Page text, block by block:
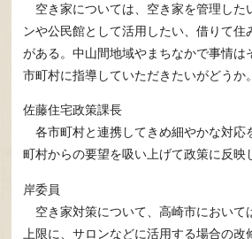
空き家については、空き家を管理した
ンや公民館として活用したい、借りて住
がある。中山間地域やまちなかで事情は
市町村に指導していただきたいがどうか。
佐藤住宅政策課長
各市町村と連携してきめ細やかな対応
町村からの要望を吸い上げて政策に反映
岸委員
空き家対策について、高崎市において
上限に、サロンなどに活用する場合の改